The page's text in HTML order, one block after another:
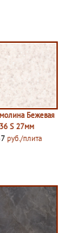
Бежевая
S 27мм
руб./плита